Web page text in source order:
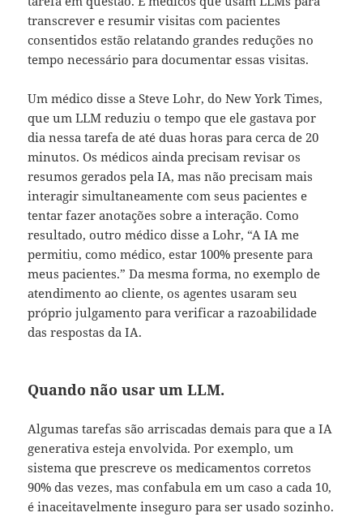
transcrever e resumir visitas com pacientes
consentidos estão relatando grandes reduções no
tempo necessário para documentar essas visitas.
Um médico disse a Steve Lohr, do New York Times,
que um LLM reduziu o tempo que ele gastava por
dia nessa tarefa de até duas horas para cerca de 20
minutos. Os médicos ainda precisam revisar os
resumos gerados pela IA, mas não precisam mais
interagir simultaneamente com seus pacientes e
tentar fazer anotações sobre a interação. Como
resultado, outro médico disse a Lohr, “A IA me
permitiu, como médico, estar 100% presente para
meus pacientes.” Da mesma forma, no exemplo de
atendimento ao cliente, os agentes usaram seu
próprio julgamento para verificar a razoabilidade
das respostas da IA.
Quando não usar um LLM.
Algumas tarefas são arriscadas demais para que a IA
generativa esteja envolvida. Por exemplo, um
sistema que prescreve os medicamentos corretos
90% das vezes, mas confabula em um caso a cada 10,
é inaceitavelmente inseguro para ser usado sozinho.